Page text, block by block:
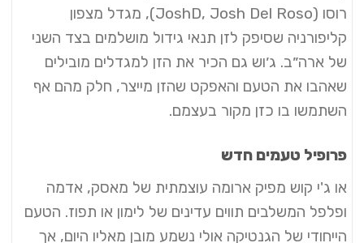
רוסו (JoshD, Josh Del Roso), מגדל מצפון
קליפורניה שסיפק לזן תנאי גידול מושלמים בצד השני
של ארה״ב. ג׳וש גם הכיר את הזן למגדלים מובילים
שאהבו את הטעם והאפקט שהזן מייצר, חלק מהם אף
השתמשו בו כזן מקור בעצמם.
פרופיל טעמים חדש
או ג'י קוש מפיק ארומה עוצמתית של מאסק, אדמה
ופלפל המשלבים תווים עדינים של לימון או תפוז. הטעם
הייחודי של הגנטיקה אולי נשמע מובן מאליו היום, אך